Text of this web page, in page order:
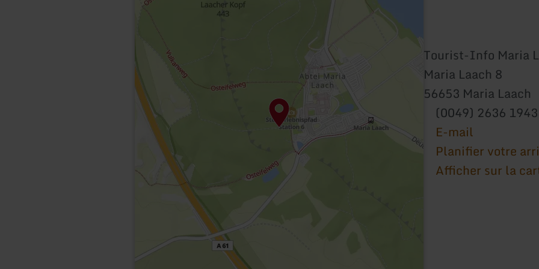
Tourist-Info Maria
Maria Laach 8
56653 Maria Laach
(0049) 2636
E-mail
Planifier votre
Afficher sur la